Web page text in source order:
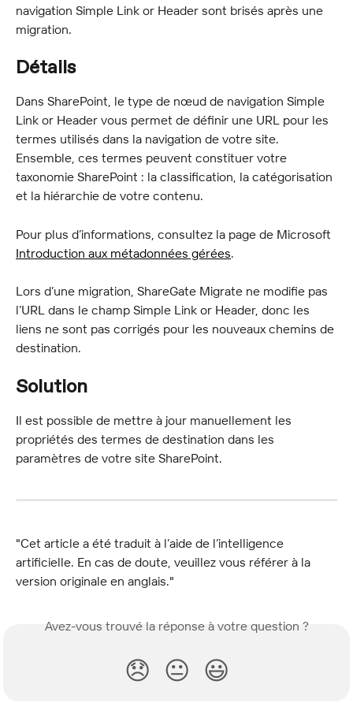
navigation Simple Link or Header sont brisés après une
migration.
Détails
Dans SharePoint, le type de nœud de navigation Simple
Link or Header vous permet de définir une URL pour les
termes utilisés dans la navigation de votre site.
Ensemble, ces termes peuvent constituer votre
taxonomie SharePoint : la classification, la catégorisation
et la hiérarchie de votre contenu.
Pour plus d’informations, consultez la page de Microsoft
Introduction aux métadonnées gérées.
Lors d’une migration, ShareGate Migrate ne modifie pas
l’URL dans le champ Simple Link or Header, donc les
liens ne sont pas corrigés pour les nouveaux chemins de
destination.
Solution
Il est possible de mettre à jour manuellement les
propriétés des termes de destination dans les
paramètres de votre site SharePoint.
"Cet article a été traduit à l’aide de l’intelligence
artificielle. En cas de doute, veuillez vous référer à la
version originale en anglais."
Avez-vous trouvé la réponse à votre question ?
😞 😐 😃